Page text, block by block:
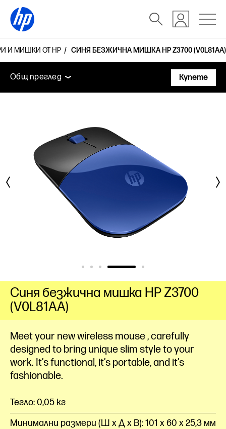
И МИШКИ ОТ HP СИНЯ БЕЗЖИЧНА МИШКА HP Z3700 (V0L81AA)
Общ преглед Функции
Технически
Общ преглед
Технически спецификации
Аксесоари
Поддръжка
Купете
Meet your new wireless mouse, carefully
designed to bring unique slim style to your
work. It’s functional, it’s portable, and it’s
fashionable.
Тегло: 0,05 кг
Минимални размери (Ш x Д x В): 101 x 60 x 25,3 мм
Синя безжична мишка HP Z3700
(V0L81AA)